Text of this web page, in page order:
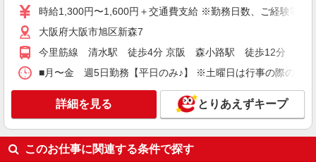
時給1450円
キープ 詳細を見る
時給1,300円〜1,600円＋交通費支給 ※勤務日数、ご経験等に
大阪府大阪市旭区新森7
今里筋線 清水駅 徒歩4分 京阪 森小路駅 徒歩12分
■月〜金 週5日勤務【平日のみ♪】 ※土曜日は行事の際のみ
詳細を見る とりあえずキープ
このお仕事に関連する条件で探す